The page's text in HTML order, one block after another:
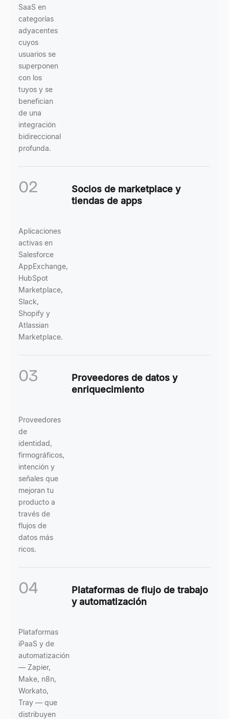
SaaS en
categorías
adyacentes
cuyos
usuarios se
superponen
con los
tuyos y se
benefician
de una
integración
bidireccional
profunda.
02
Socios de marketplace y
tiendas de apps
Aplicaciones
activas en
Salesforce
AppExchange,
HubSpot
Marketplace,
Slack,
Shopify y
Atlassian
Marketplace.
03
Proveedores de datos y
enriquecimiento
Proveedores
de
identidad,
firmográficos,
intención y
señales que
mejoran tu
producto a
través de
flujos de
datos más
ricos.
04
Plataformas de flujo de trabajo
y automatización
Plataformas
iPaaS y de
automatización
— Zapier,
Make, n8n,
Workato,
Tray — que
distribuyen